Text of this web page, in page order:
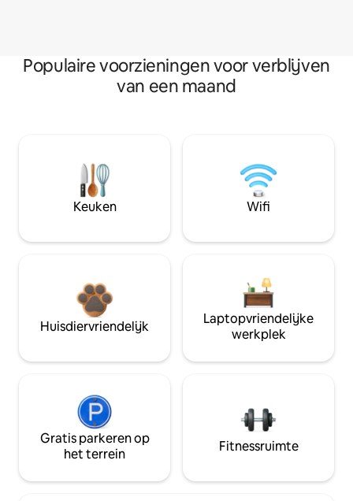
Populaire voorzieningen voor verblijven
van een maand
Keuken Wifi
Huisdiervriendelijk
Laptopvriendelijke
werkplek
Gratis parkeren op
het terrein
Fitnessruimte